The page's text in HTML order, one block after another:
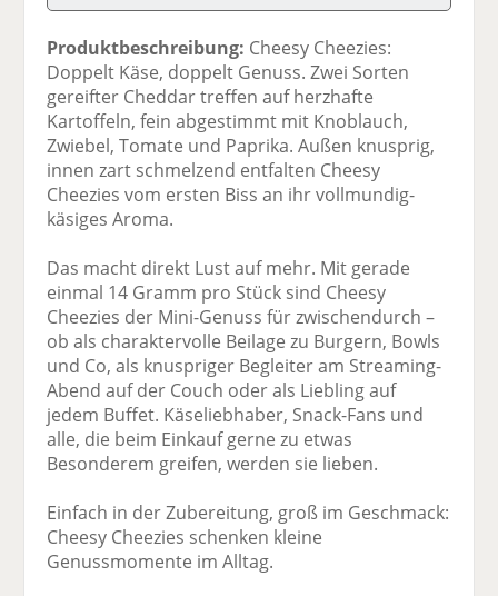
Produktbeschreibung: Cheesy Cheezies:
Doppelt Käse, doppelt Genuss. Zwei Sorten
gereifter Cheddar treffen auf herzhafte
Kartoffeln, fein abgestimmt mit Knoblauch,
Zwiebel, Tomate und Paprika. Außen knusprig,
innen zart schmelzend entfalten Cheesy
Cheezies vom ersten Biss an ihr vollmundig-
käsiges Aroma.
Das macht direkt Lust auf mehr. Mit gerade
einmal 14 Gramm pro Stück sind Cheesy
Cheezies der Mini-Genuss für zwischendurch –
ob als charaktervolle Beilage zu Burgern, Bowls
und Co, als knuspriger Begleiter am Streaming-
Abend auf der Couch oder als Liebling auf
jedem Buffet. Käseliebhaber, Snack-Fans und
alle, die beim Einkauf gerne zu etwas
Besonderem greifen, werden sie lieben.
Einfach in der Zubereitung, groß im Geschmack:
Cheesy Cheezies schenken kleine
Genussmomente im Alltag.